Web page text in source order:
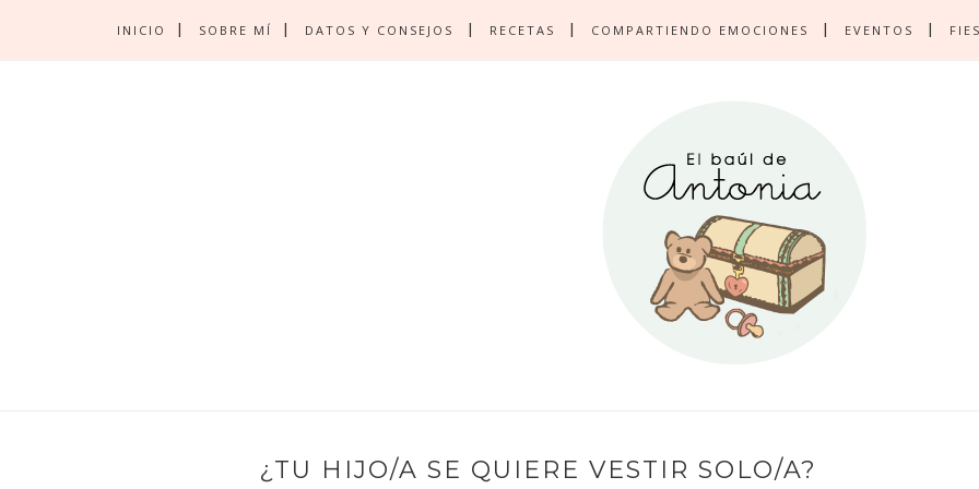
INICIO SOBRE MÍ DATOS Y CONSEJOS RECETAS COMPARTIENDO EMOCIONES EVENTOS
¿TU HIJO/A SE QUIERE VESTIR SOLO/A?